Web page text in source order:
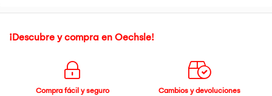
¡Descubre y compra en Oechsle!
Compra fácil y seguro
Cambios y devoluciones